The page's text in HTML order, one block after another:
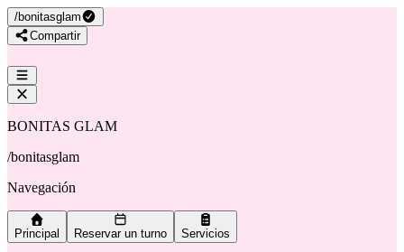
/bonitasglam
Compartir
BONITAS GLAM
/bonitasglam
Navegación
Principal Reservar un turno Servicios